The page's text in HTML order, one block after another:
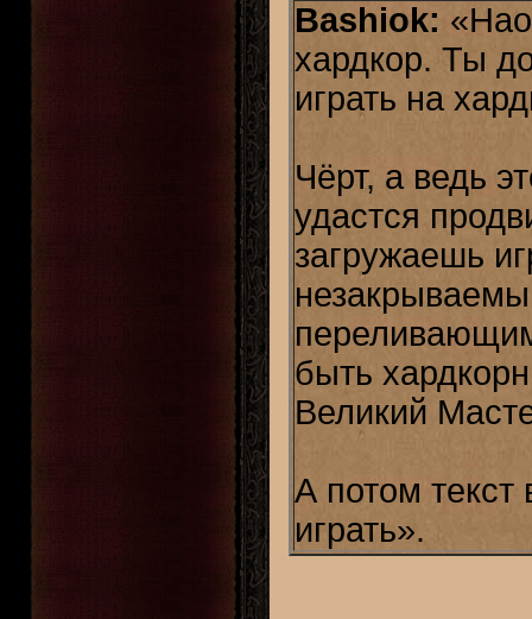
Bashiok:
хардкор. Ты
играть на
Чёрт, а ведь
удастся
загружаешь
быть
Великий
А потом текст
играть».